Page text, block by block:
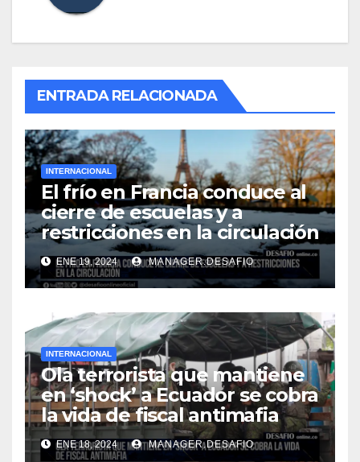
ENTRADA RELACIONADA
INTERNACIONAL
El frío en Francia conduce al
cierre de escuelas y a
restricciones en la circulación
ENE 19, 2024 MANAGER.DESAFIO
INTERNACIONAL
Ola terrorista que mantiene
en ‘shock’ a Ecuador se cobra
la vida de fiscal antimafia
ENE 18, 2024 MANAGER.DESAFIO